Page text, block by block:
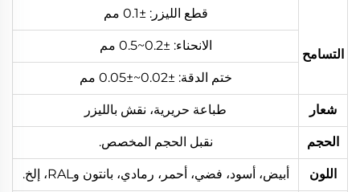
التسامح
قطع الليزر: ±0.1 مم
الانحناء: ±0.2~0.5 مم
ختم الدقة: ±0.02~±0.05 مم
شعار طباعة حريرية، نقش بالليزر
الحجم نقبل الحجم المخصص.
اللون
أبيض، أسود، فضي، أحمر، رمادي، بانتون وRAL، إلخ.